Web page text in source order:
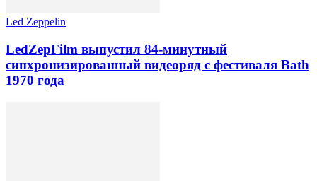
Led Zeppelin
LedZepFilm выпустил 84-минутный
синхронизированный видеоряд с фестиваля Bath
1970 года